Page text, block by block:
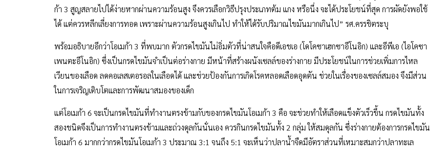
ก้า 3 สูญสลายไปได้ง่ายหากผ่านความร้อนสูง จึงควรเลือกวิธีปรุงประเภทต้ม แกง หรือนึ่ง จะได้ประโยชน์ที่สุด การผัดยังพอใช้
ได้ แต่ควรหลีกเลี่ยงการทอด เพราะผ่านความร้อนสูงเกินไป ทำให้ได้รับปริมาณไขมันมากเกินไป” รศ.ครรชิตระบุ
พร้อมอธิบายอีกว่าโอเมก้า 3 ที่พบมาก ตัวกรดไขมันไม่อิ่มตัวที่น่าสนใจคือดีเอชเอ (โดโคซาเฮกซาอีโนอิก) และอีพีเอ (ไอโคซา
เพนตะอีโนอิก) ซึ่งเป็นกรดไขมันจำเป็นต่อร่างกาย มีหน้าที่สร้างผนังเซลล์ของร่างกาย มีประโยชน์ในการช่วยเพิ่มการไหล
เวียนของเลือด ลดคอเลสเตอรอลในเลือดได้ และช่วยป้องกันการเกิดโรคหลอดเลือดอุดตัน ช่วยในเรื่องของเซลล์สมอง จึงมีส่วน
ในการเจริญเติบโตและการพัฒนาสมองของเด็ก
แต่โอเมก้า 6 จะเป็นกรดไขมันที่ทำงานตรงข้ามกับของกรดไขมันโอเมก้า 3 คือ จะช่วยทำให้เลือดแข็งตัวเร็วขึ้น กรดไขมันทั้ง
สองชนิดจึงเป็นการทำงานตรงข้ามและถ่วงดุลกันนั่นเอง ควรกินกรดไขมันทั้ง 2 กลุ่ม ให้สมดุลกัน ซึ่งร่างกายต้องการกรดไขมัน
โอเมก้า 6 มากกว่ากรดไขมันโอเมก้า 3 ประมาณ 3:1 จนถึง 5:1 จะเห็นว่าปลาน้ำจืดมีอัตราส่วนที่เหมาะสมกว่าปลาทะเล